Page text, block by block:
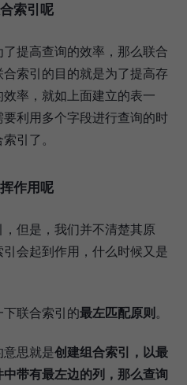
索引呢
提高查询的效率，那么联合
索引的目的就是为了提高存
率，就如上面建立的表一
利用多个字段进行查询的时
引了。
作用呢
但是，我们并不清楚其原
会起到作用，什么时候又是
联合索引的最左匹配原则。
意思就是创建组合索引，以最
带有最左边的列，那么查询